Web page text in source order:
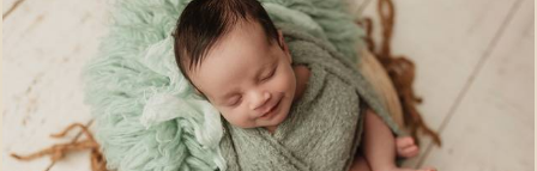
707 0